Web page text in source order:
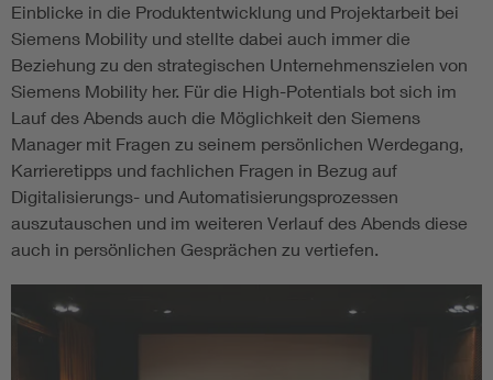
Einblicke in die Produktentwicklung und Projektarbeit bei
Siemens Mobility und stellte dabei auch immer die
Beziehung zu den strategischen Unternehmenszielen von
Siemens Mobility her. Für die High-Potentials bot sich im
Lauf des Abends auch die Möglichkeit den Siemens
Manager mit Fragen zu seinem persönlichen Werdegang,
Karrieretipps und fachlichen Fragen in Bezug auf
Digitalisierungs- und Automatisierungsprozessen
auszutauschen und im weiteren Verlauf des Abends diese
auch in persönlichen Gesprächen zu vertiefen.